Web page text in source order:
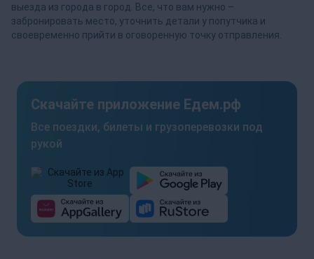
выезда из города в город. Все, что вам нужно –
забронировать место, уточнить детали у попутчика и
своевременно прийти в оговоренную точку отправления.
Скачайте приложение Едем.рф
Все поездки, билеты и грузоперевозки под
рукой